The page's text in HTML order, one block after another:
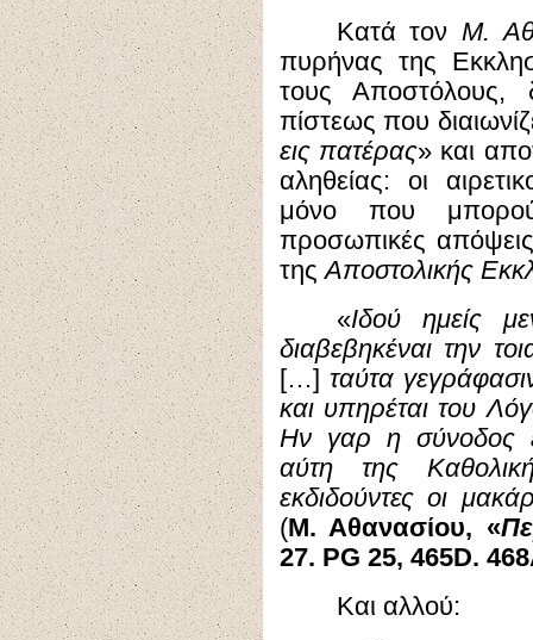
Κατά τονΜ.
πυρήνας της
τους Αποστόλους,
πίστεως που
εις πατέρας» και
αληθείας: οι
μόνο που
προσωπικές
τηςΑποστολικής
«Ιδού ημείς
διαβεβηκέναι την
[…] ταύτα
και υπηρέται του
Ην γαρ η σύνοδος
αύτη της
εκδιδούντες οι
(Μ. Αθανασίου, «
27. PG 25, 465D.
Και αλλού: